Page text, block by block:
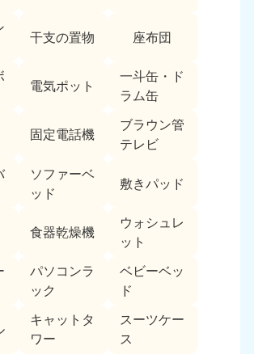
干支の置物 座布団
電気ポット
一斗缶・ド
ラム缶
固定電話機
ブラウン管
テレビ
ソファーベ
ッド
敷きパッド
食器乾燥機
ウォシュレ
ット
パソコンラ
ック
ベビーベッ
ド
キャットタ
ワー
スーツケー
ス
中無休
9892
中無休
050-1880-9887
9:00〜19:00 年中無休